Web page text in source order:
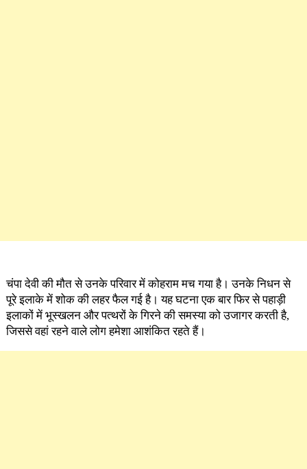
चंपा देवी की मौत से उनके परिवार में कोहराम मच गया है। उनके निधन से
पूरे इलाके में शोक की लहर फैल गई है। यह घटना एक बार फिर से पहाड़ी
इलाकों में भूस्खलन और पत्थरों के गिरने की समस्या को उजागर करती है,
जिससे वहां रहने वाले लोग हमेशा आशंकित रहते हैं।